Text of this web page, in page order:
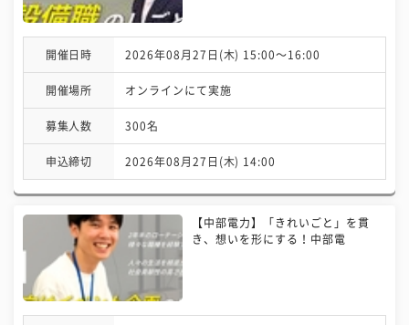
開催日時 2026年08月27日(木) 15:00〜16:00
開催場所 オンラインにて実施
募集人数 300名
申込締切 2026年08月27日(木) 14:00
【中部電力】「きれいごと」を貫
き、想いを形にする！中部電